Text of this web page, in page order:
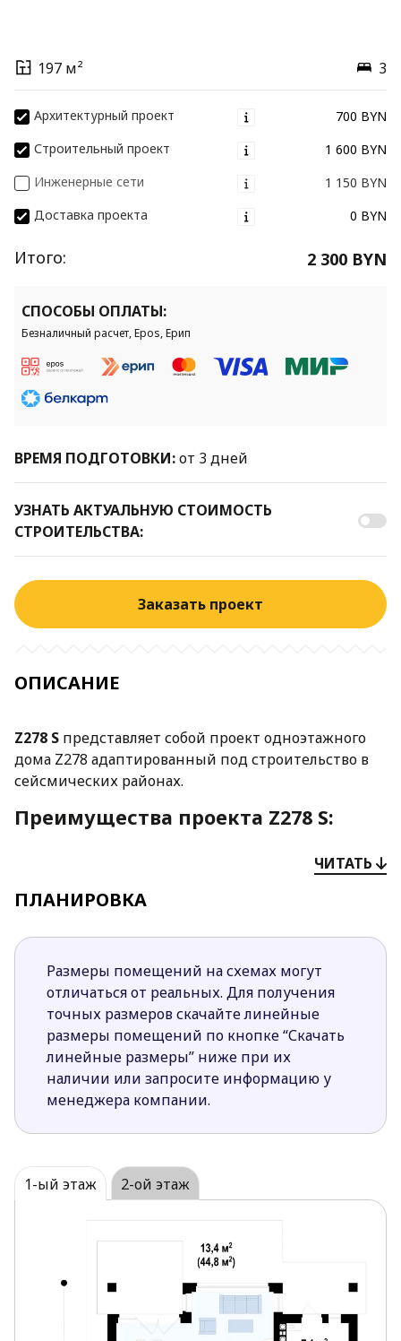
197 м² 3
Архитектурный проект
700 BYN
Строительный проект
1 600 BYN
Инженерные сети
1 150 BYN
Доставка проекта
0 BYN
Итого: 2 300 BYN
СПОСОБЫ ОПЛАТЫ:
Безналичный расчет, Epos, Ерип
ВРЕМЯ ПОДГОТОВКИ:от 3 дней
УЗНАТЬ АКТУАЛЬНУЮ СТОИМОСТЬ
СТРОИТЕЛЬСТВА:
Заказать проект
ОПИСАНИЕ
Z278 S представляет собой проект одноэтажного
дома Z278 адаптированный под строительство в
сейсмических районах.
Преимущества проекта Z278 S:
Особенностью данного проекта является
возможность постепенного обустройства
мансардного этажа.
декоративным камнем кирпичного цвета.
Такая отделка в сочетании с большими зонами
остекления делает дом современным,
необычным и привлекательным.
Повышает комфорт проживания домочадцев
наличие встроенного гаража, пройти в
который можно из прихожей.
Во фронтальной части дома спроектирован
комфортный кабинет. За счет размещения
рядом с кабинетом санузла с душем, его
Дневная зона четко отделена от части дома с
хозяйственно-бытовыми помещениями.
требовательных к удобству застройщиков.
ЧИТАТЬ
ПЛАНИРОВКА
Размеры помещений на схемах могут
отличаться от реальных. Для получения
точных размеров скачайте линейные
размеры помещений по кнопке “Скачать
линейные размеры” ниже при их
наличии или запросите информацию у
менеджера компании.
1-ый этаж 2-ой этаж